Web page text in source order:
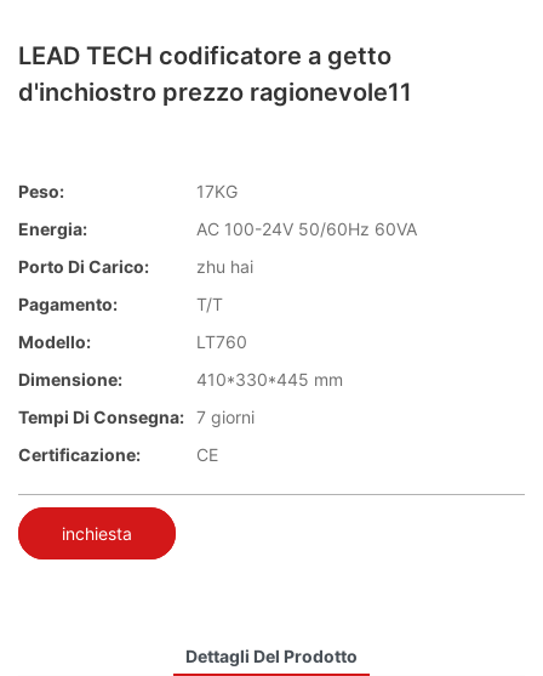
LEAD TECH codificatore a getto
d'inchiostro prezzo ragionevole11
Peso:
17KG
Energia:
AC 100-24V 50/60Hz 60VA
Porto Di Carico:
zhu hai
Pagamento:
T/T
Modello:
LT760
Dimensione:
410*330*445 mm
Tempi Di Consegna: 7 giorni
Certificazione:
CE
inchiesta
Dettagli Del Prodotto